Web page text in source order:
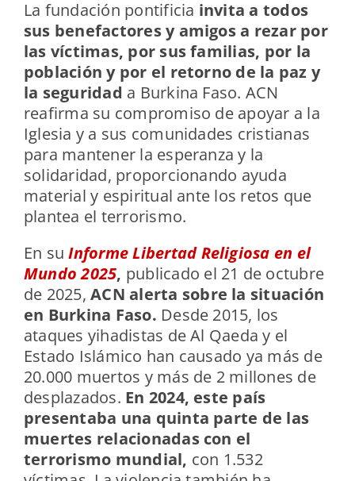
La fundación pontificia invita a todos
sus benefactores y amigos a rezar por
las víctimas, por sus familias, por la
población y por el retorno de la paz y
la seguridad a Burkina Faso. ACN
reafirma su compromiso de apoyar a la
Iglesia y a sus comunidades cristianas
para mantener la esperanza y la
solidaridad, proporcionando ayuda
material y espiritual ante los retos que
plantea el terrorismo.
En suInforme Libertad Religiosa en el
Mundo 2025, publicado el 21 de octubre
de 2025,ACN alerta sobre la situación
en Burkina Faso. Desde 2015, los
ataques yihadistas de Al Qaeda y el
Estado Islámico han causado ya más de
20.000 muertos y más de 2 millones de
desplazados. En 2024, este país
presentaba una quinta parte de las
muertes relacionadas con el
terrorismo mundial, con 1.532